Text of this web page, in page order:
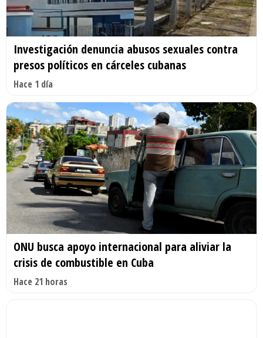
Investigación denuncia abusos sexuales contra
presos políticos en cárceles cubanas
Hace 1 día
ONU busca apoyo internacional para aliviar la
crisis de combustible en Cuba
Hace 21 horas